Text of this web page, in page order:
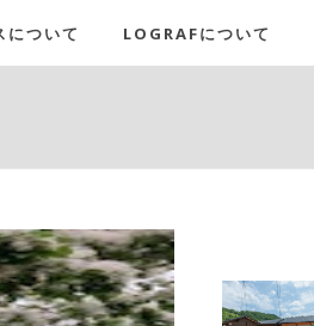
について LOGRAFについて